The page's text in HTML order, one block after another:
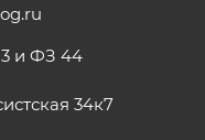
и ФЗ 44
34к7